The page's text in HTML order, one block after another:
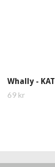
Whally -
69 kr